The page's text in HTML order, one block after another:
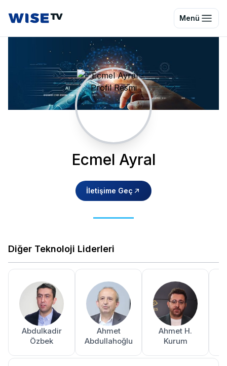
Wise TV Menü
Ecmel Ayral
İletişime Geç
Diğer Teknoloji Liderleri
Abdulkadir
Özbek
Ahmet
Abdullahoğlu
Ahmet H.
Kurum